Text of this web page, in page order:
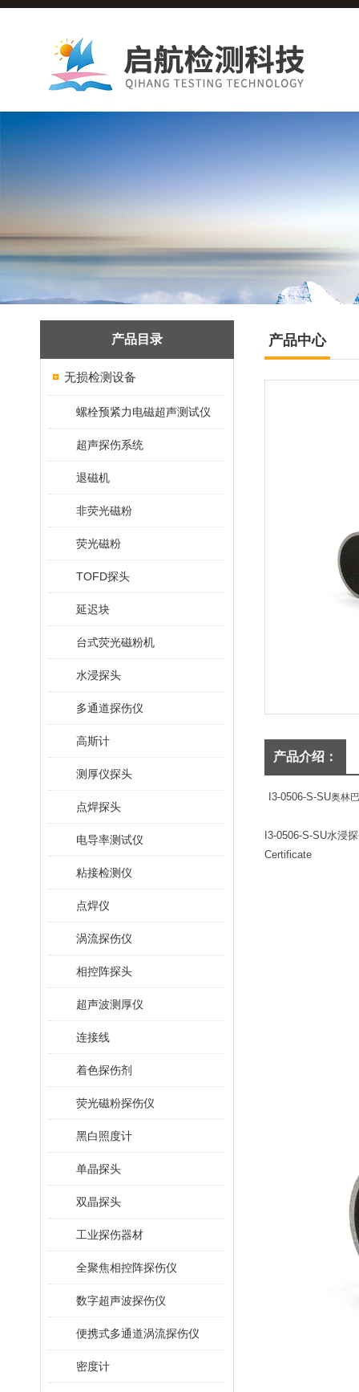
产品目录
无损检测设备
螺栓预紧力电磁超声测试仪
超声探伤系统
退磁机
非荧光磁粉
荧光磁粉
TOFD探头
延迟块
台式荧光磁粉机
水浸探头
多通道探伤仪
高斯计
测厚仪探头
点焊探头
电导率测试仪
粘接检测仪
点焊仪
涡流探伤仪
相控阵探头
超声波测厚仪
连接线
着色探伤剂
荧光磁粉探伤仪
黑白照度计
单晶探头
双晶探头
工业探伤器材
全聚焦相控阵探伤仪
数字超声波探伤仪
便携式多通道涡流探伤仪
密度计
产品中心
产品介绍：
I3-0506-S-SU奥林
I3-0506-S-SU水浸
Certificate